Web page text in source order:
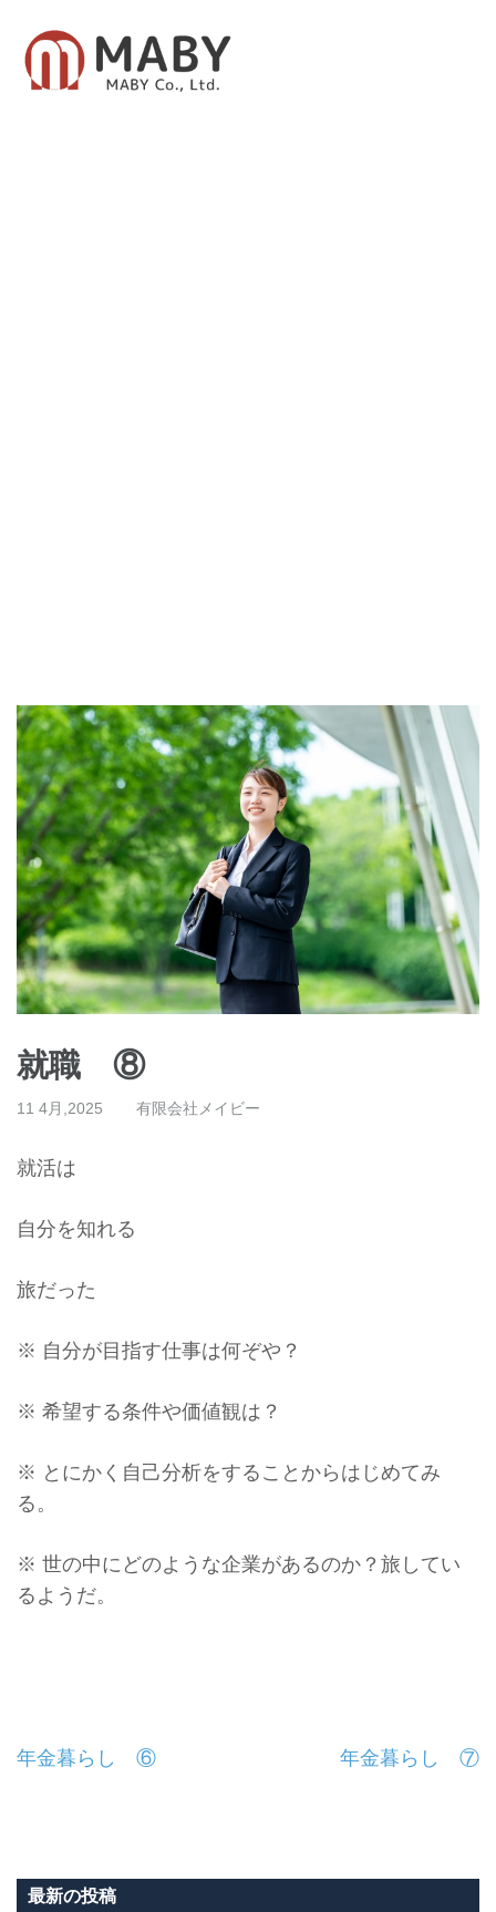
就職 ⑧
11 4月,2025 有限会社メイビー
就活は
自分を知れる
旅だった
※ 自分が目指す仕事は何ぞや？
※ 希望する条件や価値観は？
※ とにかく自己分析をすることからはじめてみ
る。
※ 世の中にどのような企業があるのか？旅してい
るようだ。
投
ビ
年金暮らし ⑥ 年金暮らし ⑦
最新の投稿